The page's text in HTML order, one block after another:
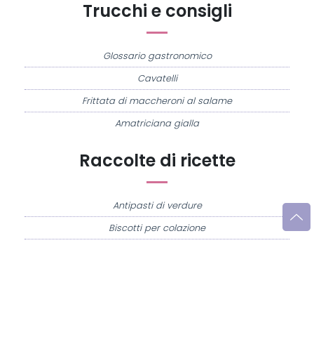
Raccolte di ricette
Antipasti di verdure
Biscotti per colazione
Trucchi e consigli
Glossario gastronomico
Cavatelli
Frittata di maccheroni al salame
Amatriciana gialla